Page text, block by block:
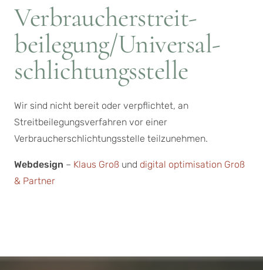
Verbraucher­streit­
beilegung/Universal­
schlichtungs­stelle
Wir sind nicht bereit oder verpflichtet, an
Streitbeilegungsverfahren vor einer
Verbraucherschlichtungsstelle teilzunehmen.
Webdesign – Klaus Groß und digital optimisation Groß
& Partner